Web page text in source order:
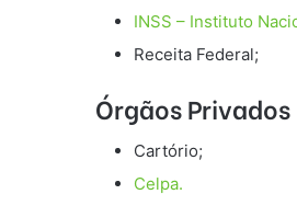
INSS – Instituto
Receita Federal;
Órgãos Privados
Cartório;
Celpa.